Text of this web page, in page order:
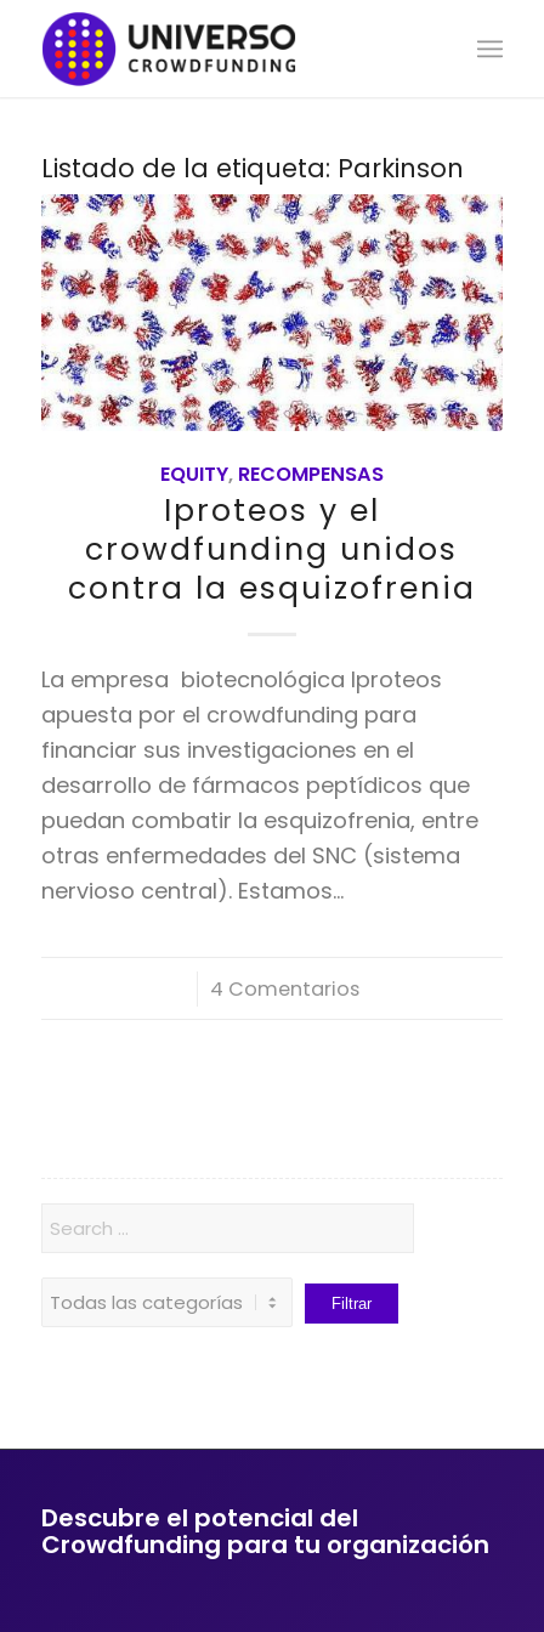
Listado de la etiqueta: Parkinson
EQUITY, RECOMPENSAS
Iproteos y el
crowdfunding unidos
contra la esquizofrenia
La empresa biotecnológica Iproteos
apuesta por el crowdfunding para
financiar sus investigaciones en el
desarrollo de fármacos peptídicos que
puedan combatir la esquizofrenia, entre
otras enfermedades del SNC (sistema
nervioso central). Estamos…
4 Comentarios
Descubre el potencial del
Crowdfunding para tu organización